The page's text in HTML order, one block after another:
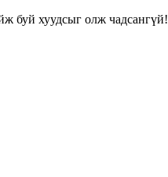
буй хуудсыг олж чадсангүй!